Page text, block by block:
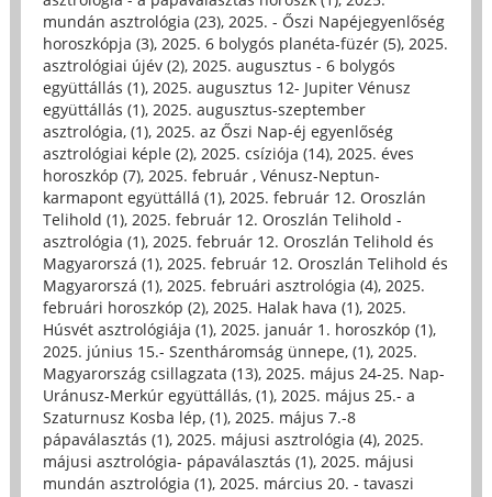
mundán asztrológia (23), 2025. - Őszi Napéjegyenlőség
horoszkópja (3), 2025. 6 bolygós planéta-füzér (5), 2025.
asztrológiai újév (2), 2025. augusztus - 6 bolygós
együttállás (1), 2025. augusztus 12- Jupiter Vénusz
együttállás (1), 2025. augusztus-szeptember
asztrológia, (1), 2025. az Őszi Nap-éj egyenlőség
asztrológiai képle (2), 2025. csíziója (14), 2025. éves
horoszkóp (7), 2025. február , Vénusz-Neptun-
karmapont együttállá (1), 2025. február 12. Oroszlán
Telihold (1), 2025. február 12. Oroszlán Telihold -
asztrológia (1), 2025. február 12. Oroszlán Telihold és
Magyarorszá (1), 2025. február 12. Oroszlán Telihold és
Magyarorszá (1), 2025. februári asztrológia (4), 2025.
februári horoszkóp (2), 2025. Halak hava (1), 2025.
Húsvét asztrológiája (1), 2025. január 1. horoszkóp (1),
2025. június 15.- Szentháromság ünnepe, (1), 2025.
Magyarország csillagzata (13), 2025. május 24-25. Nap-
Uránusz-Merkúr együttállás, (1), 2025. május 25.- a
Szaturnusz Kosba lép, (1), 2025. május 7.-8
pápaválasztás (1), 2025. májusi asztrológia (4), 2025.
májusi asztrológia- pápaválasztás (1), 2025. májusi
mundán asztrológia (1), 2025. március 20. - tavaszi